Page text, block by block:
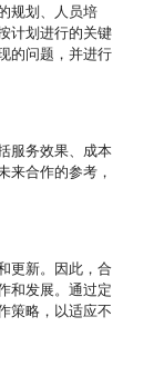
规划、人员培
计划进行的关键
的问题，并进行
服务效果、成本
来合作的参考，
更新。因此，合
和发展。通过定
策略，以适应不